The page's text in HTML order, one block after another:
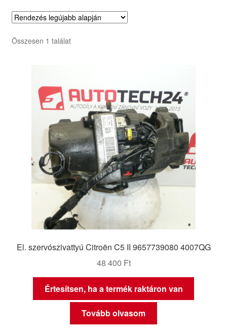
Összesen 1 találat
El. szervószivattyú Citroën C5 II 9657739080 4007QG
48 400 Ft
Értesítsen, ha a termék raktáron van
Tovább olvasom